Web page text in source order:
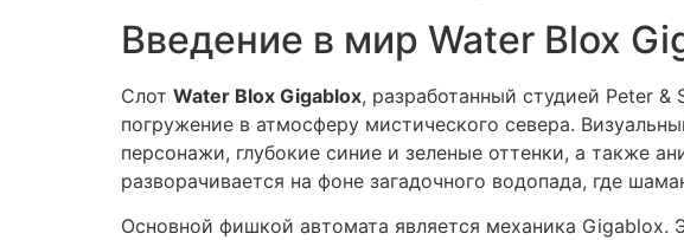
Введение в мир Water Blox
Слот Water Blox Gigablox, разработанный студией Peter &
погружение в атмосферу мистического севера.
персонажи, глубокие синие и зеленые оттенки, а также
разворачивается на фоне загадочного водопада, где
Основной фишкой автомата является механика